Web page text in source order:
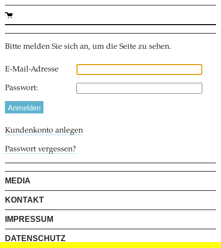
Bitte melden Sie sich an, um die Seite zu sehen.
E-Mail-Adresse
Passwort:
Kundenkonto anlegen
Passwort vergessen?
MEDIA
KONTAKT
IMPRESSUM
DATENSCHUTZ